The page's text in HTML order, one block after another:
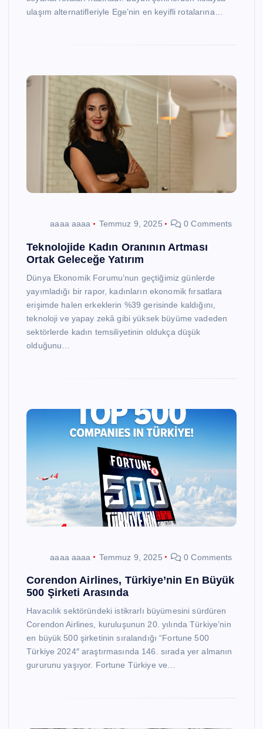
ulaşım alternatifleriyle Ege’nin en keyifli rotalarına…
aaaa aaaa Temmuz 9, 2025 0 Comments
Teknolojide Kadın Oranının Artması
Ortak Geleceğe Yatırım
Dünya Ekonomik Forumu’nun geçtiğimiz günlerde
yayımladığı bir rapor, kadınların ekonomik fırsatlara
erişimde halen erkeklerin %39 gerisinde kaldığını,
teknoloji ve yapay zekâ gibi yüksek büyüme vadeden
sektörlerde kadın temsiliyetinin oldukça düşük
olduğunu…
aaaa aaaa Temmuz 9, 2025 0 Comments
Corendon Airlines, Türkiye’nin En Büyük
500 Şirketi Arasında
Havacılık sektöründeki istikrarlı büyümesini sürdüren
Corendon Airlines, kuruluşunun 20. yılında Türkiye’nin
en büyük 500 şirketinin sıralandığı “Fortune 500
Türkiye 2024″ araştırmasında 146. sırada yer almanın
gururunu yaşıyor. Fortune Türkiye ve…